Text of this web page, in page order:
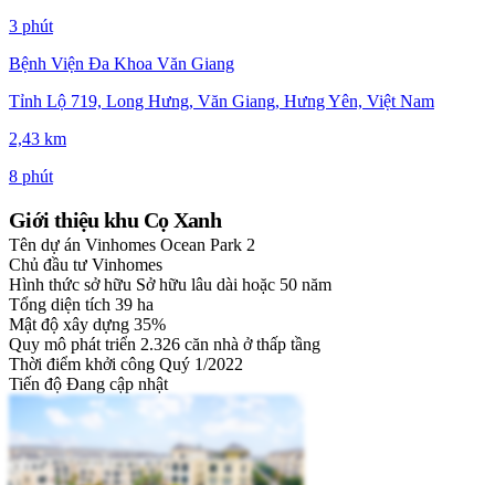
3 phút
Bệnh Viện Đa Khoa Văn Giang
Tỉnh Lộ 719, Long Hưng, Văn Giang, Hưng Yên, Việt Nam
2,43 km
8 phút
Giới thiệu khu Cọ Xanh
Tên dự án Vinhomes Ocean Park 2
Chủ đầu tư Vinhomes
Hình thức sở hữu Sở hữu lâu dài hoặc 50 năm
Tổng diện tích 39 ha
Mật độ xây dựng 35%
Quy mô phát triển 2.326 căn nhà ở thấp tầng
Thời điểm khởi công Quý 1/2022
Tiến độ Đang cập nhật